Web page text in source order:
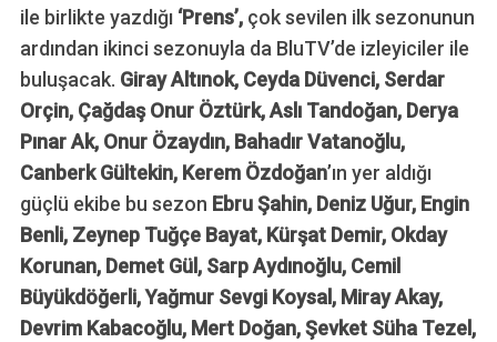
ile birlikte yazdığı ‘Prens’,çok sevilen ilk sezonunun
ardından ikinci sezonuyla da BluTV’de izleyiciler ile
buluşacak. Giray Altınok, Ceyda Düvenci, Serdar
Orçin, Çağdaş Onur Öztürk, Aslı Tandoğan, Derya
Pınar Ak, Onur Özaydın, Bahadır Vatanoğlu,
Canberk Gültekin, Kerem Özdoğan’ın yer aldığı
güçlü ekibe bu sezon Ebru Şahin, Deniz Uğur, Engin
Benli, Zeynep Tuğçe Bayat, Kürşat Demir, Okday
Korunan, Demet Gül, Sarp Aydınoğlu, Cemil
Büyükdöğerli, Yağmur Sevgi Koysal, Miray Akay,
Devrim Kabacoğlu, Mert Doğan, Şevket Süha Tezel,